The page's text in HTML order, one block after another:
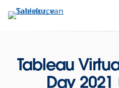
Verder
naar
Tableau
Day 2021